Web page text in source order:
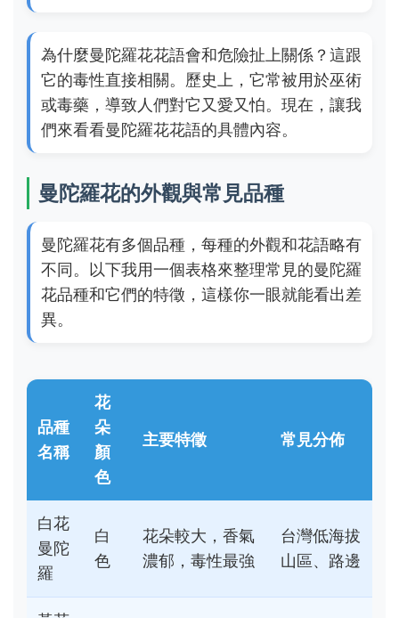
為什麼曼陀羅花花語會和危險扯上關係？這跟
它的毒性直接相關。歷史上，它常被用於巫術
或毒藥，導致人們對它又愛又怕。現在，讓我
們來看看曼陀羅花花語的具體內容。
曼陀羅花的外觀與常見品種
曼陀羅花有多個品種，每種的外觀和花語略有
不同。以下我用一個表格來整理常見的曼陀羅
花品種和它們的特徵，這樣你一眼就能看出差
異。
品種
名稱
花
朵
顏
色
主要特徵 常見分佈
白花
曼陀
羅
白
色
花朵較大，香氣
濃郁，毒性最強
台灣低海拔
山區、路邊